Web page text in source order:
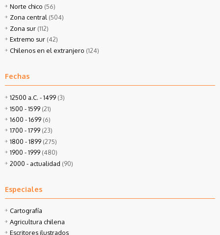
Norte chico (56)
Zona central (504)
Zona sur (112)
Extremo sur (42)
Chilenos en el extranjero (124)
Fechas
12500 a.C. - 1499 (3)
1500 - 1599 (21)
1600 - 1699 (6)
1700 - 1799 (23)
1800 - 1899 (275)
1900 - 1999 (480)
2000 - actualidad (90)
Especiales
Cartografía
Agricultura chilena
Escritores ilustrados